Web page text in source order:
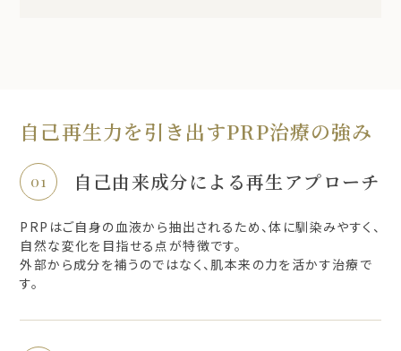
自己再生力を引き出すPRP治療の強み
自己由来成分による再生アプローチ
PRPはご自身の血液から抽出されるため、体に馴染みやすく、
自然な変化を目指せる点が特徴です。
外部から成分を補うのではなく、肌本来の力を活かす治療で
す。